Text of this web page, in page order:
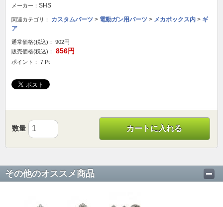
メーカー： SHS
関連カテゴリ： カスタムパーツ > 電動ガン用パーツ > メカボックス内 > ギ
ア
通常価格(税込)：
902円
販売価格(税込)：
856円
ポイント： 7 Pt
数量 カートに入れる
その他のオススメ商品